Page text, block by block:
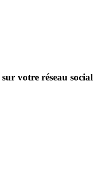
sur votre réseau social